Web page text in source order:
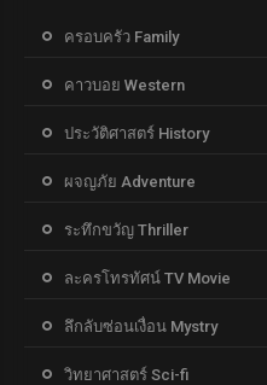
ครอบครัว Family
คาวบอย Western
ประวัติศาสตร์ History
ผจญภัย Adventure
ระทึกขวัญ Thriller
ละครโทรทัศน์ TV Movie
ลึกลับซ่อนเงื่อน Mystry
วิทยาศาสตร์ Sci-fi